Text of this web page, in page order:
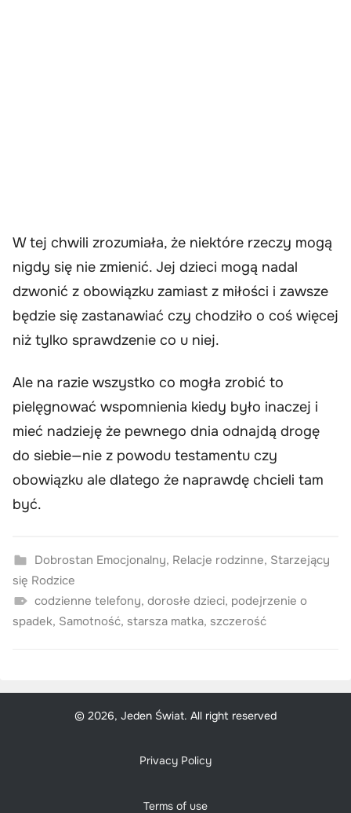
W tej chwili zrozumiała, że niektóre rzeczy mogą
nigdy się nie zmienić. Jej dzieci mogą nadal
dzwonić z obowiązku zamiast z miłości i zawsze
będzie się zastanawiać czy chodziło o coś więcej
niż tylko sprawdzenie co u niej.
Ale na razie wszystko co mogła zrobić to
pielęgnować wspomnienia kiedy było inaczej i
mieć nadzieję że pewnego dnia odnajdą drogę
do siebie—nie z powodu testamentu czy
obowiązku ale dlatego że naprawdę chcieli tam
być.
Dobrostan Emocjonalny, Relacje rodzinne, Starzejący
się Rodzice
codzienne telefony, dorosłe dzieci, podejrzenie o
spadek, Samotność, starsza matka, szczerość
© 2026, Jeden Świat. All right reserved
Privacy Policy
Terms of use